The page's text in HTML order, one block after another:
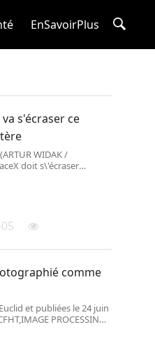
EnSavoirPlus
s'écraser ce
WIDAK /
doit s\'écraser
comme
et publiées le 24 juin
PROCESSING